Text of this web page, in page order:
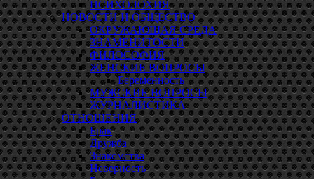
ПСИХОЛОХИЯ
НОВОСТИ И ОБЩЕСТВО
ОКРУЖАЮЩАЯ СРЕДА
ЗНАМЕНИТОСТИ
ФИЛОСОФИЯ
ЖЕНСКИЕ ВОПРОСЫ
Беременность
МУЖСКИЕ ВОПРОСЫ
ЖУРНАЛИСТИКА
ОТНОШЕНИЯ
Брак
Дружба
Знакомства
Неверность